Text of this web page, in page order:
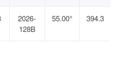
2026-
128B
55.00° 394.3